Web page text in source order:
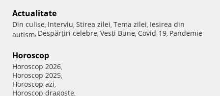
Actualitate
Din culise, Interviu, Stirea zilei, Tema zilei, Iesirea din
autism, Despărţiri celebre, Vesti Bune, Covid-19, Pandemie
Horoscop
Horoscop 2026,
Horoscop 2025,
Horoscop azi,
Horoscop dragoste,